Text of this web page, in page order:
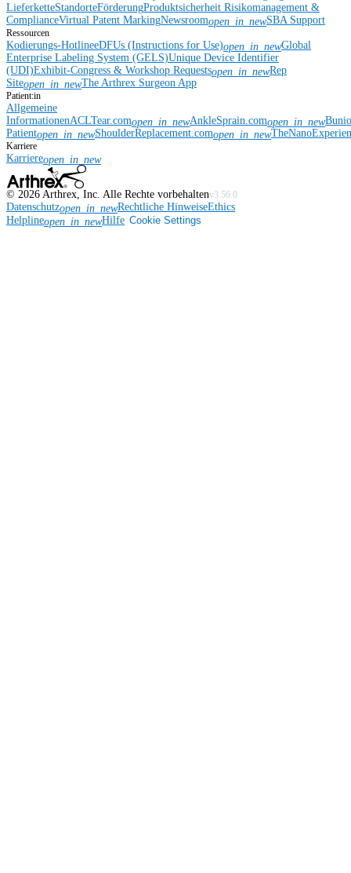
LieferketteStandorteFörderungProduktsicherheit Risikomanagement &
ComplianceVirtual Patent MarkingNewsroomopen_in_newSBA Support
Ressourcen
Kodierungs-HotlineeDFUs (Instructions for Use)open_in_newGlobal
Enterprise Labeling System (GELS)Unique Device Identifier
(UDI)Exhibit-Congress & Workshop Requestsopen_in_newRep
Siteopen_in_newThe Arthrex Surgeon App
Patient:in
Allgemeine
InformationenACLTear.comopen_in_newAnkleSprain.comopen_in_new
Patientopen_in_newShoulderReplacement.comopen_in_new
Karriere
Karriereopen_in_new
© 2026 Arthrex, Inc. Alle Rechte vorbehaltenv3.56.0
Datenschutzopen_in_newRechtliche HinweiseEthics
Helplineopen_in_newHilfe Cookie Settings